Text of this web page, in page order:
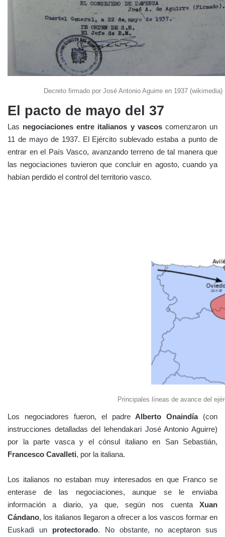
Decreto firmado por José Antonio Aguirre en 1937 (wikimedia)
El pacto de mayo del 37
Las negociaciones entre italianos y vascoscomenzaron un
11 de mayo de 1937. El Ejército sublevado estaba a punto de
entrar en el País Vasco, avanzando terreno de tal manera que
las negociaciones tuvieron que concluir en agosto, cuando ya
habían perdido el control del territorio vasco.
Principales líneas de avance del
Los negociadores fueron, el padre Alberto Onaindía(con
instrucciones detalladas del lehendakari José Antonio Aguirre)
por la parte vasca y el cónsul italiano en San Sebastián,
Francesco Cavalleti, por la italiana.
Los italianos no estaban muy interesados en que Franco se
enterase de las negociaciones, aunque se le enviaba
información a diario, ya que, según nos cuenta Xuan
Cándano, los italianos llegaron a ofrecer a los vascos formar en
Euskadi un protectorado. No obstante, no aceptaron sus